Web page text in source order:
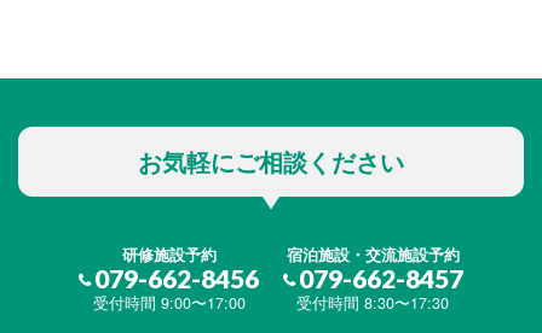
お気軽にご相談ください
研修施設予約
079-662-8456
受付時間 9:00〜17:00
宿泊施設・交流施設予約
079-662-8457
受付時間 8:30〜17:30